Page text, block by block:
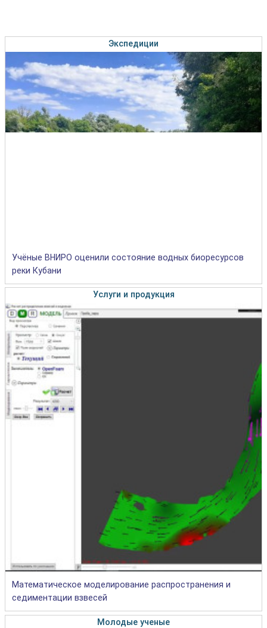
Экспедиции
Учёные ВНИРО оценили состояние водных биоресурсов
реки Кубани
Услуги и продукция
Математическое моделирование распространения и
седиментации взвесей
Молодые ученые